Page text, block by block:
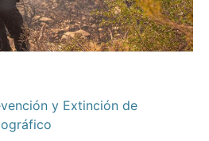
y Extinción de